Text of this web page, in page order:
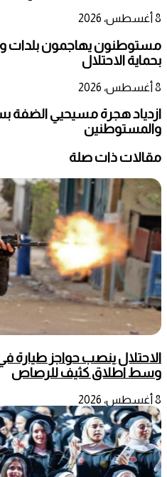
8 أغسطس، 2026
مستوطنون يهاجمون بلدات
بحماية الاحتلال
8 أغسطس، 2026
ازدياد هجرة مسيحيي الضفة
والمستوطنين
مقالات ذات صلة
الاحتلال ينصب حواجز
وسط اطلاق كثيف للرصاص
8 أغسطس، 2026